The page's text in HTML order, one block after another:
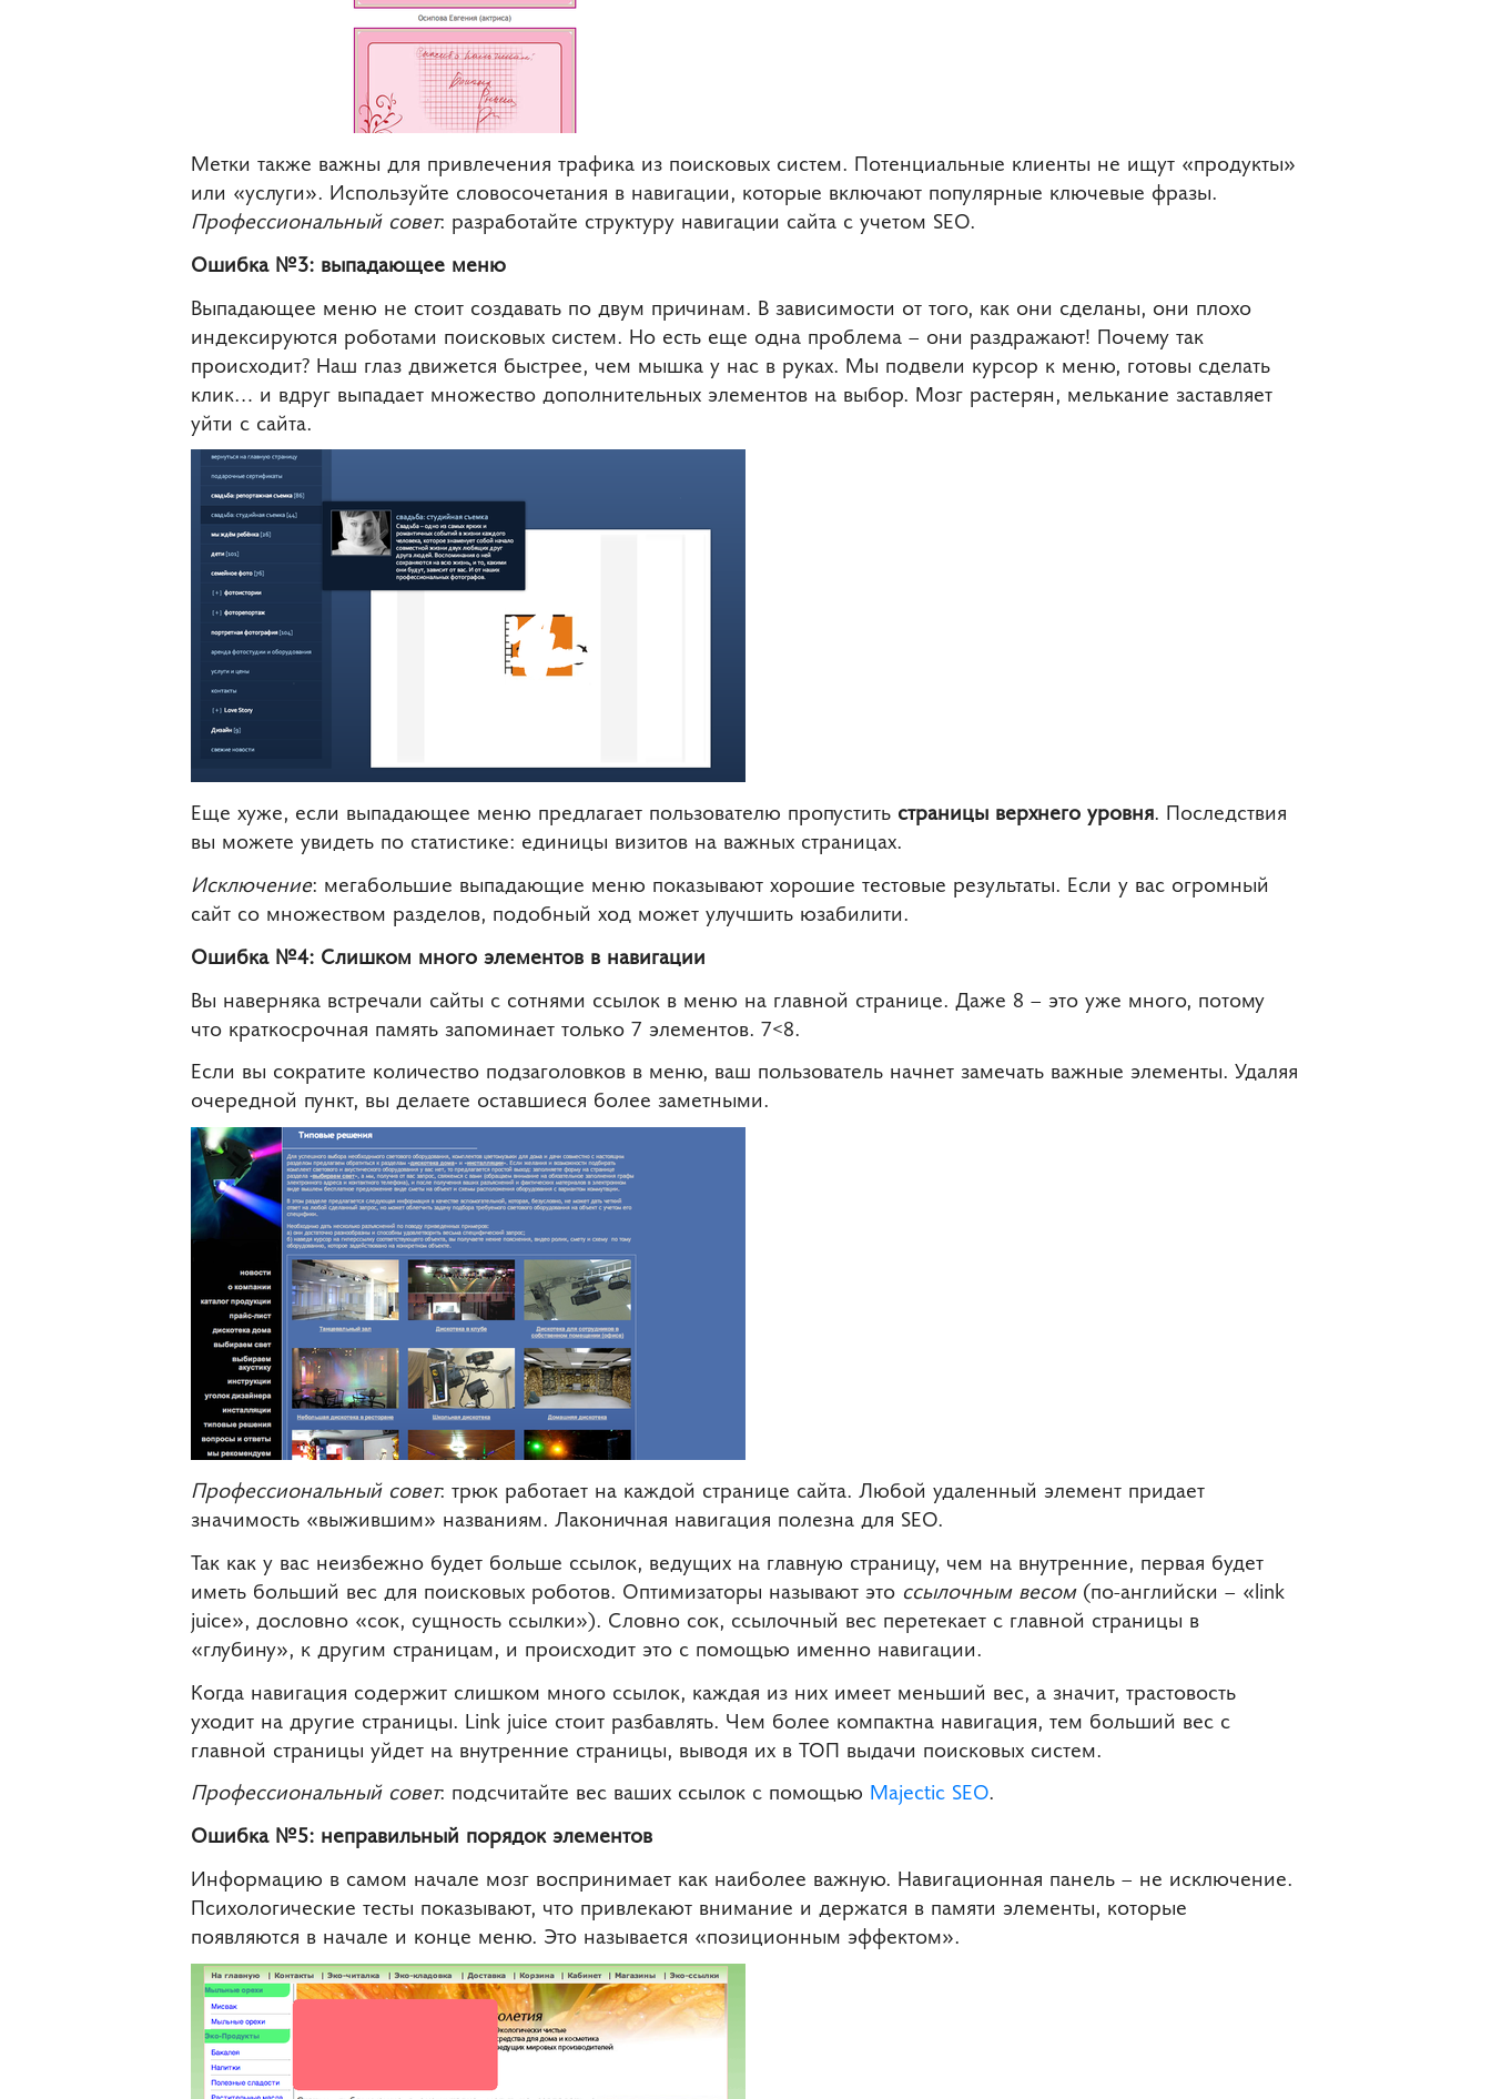
Метки также важны для привлечения трафика из поисковых систем. Потенциальные клиенты не ищут «продукты»
или «услуги». Используйте словосочетания в навигации, которые включают популярные ключевые фразы.
Профессиональный совет: разработайте структуру навигации сайта с учетом SEO.
Ошибка №3: выпадающее меню
Выпадающее меню не стоит создавать по двум причинам. В зависимости от того, как они сделаны, они плохо
индексируются роботами поисковых систем. Но есть еще одна проблема – они раздражают! Почему так
происходит? Наш глаз движется быстрее, чем мышка у нас в руках. Мы подвели курсор к меню, готовы сделать
клик… и вдруг выпадает множество дополнительных элементов на выбор. Мозг растерян, мелькание заставляет
уйти с сайта.
Еще хуже, если выпадающее меню предлагает пользователю пропустить страницы верхнего уровня. Последствия
вы можете увидеть по статистике: единицы визитов на важных страницах.
Исключение: мегабольшие выпадающие меню показывают хорошие тестовые результаты. Если у вас огромный
сайт со множеством разделов, подобный ход может улучшить юзабилити.
Ошибка №4: Слишком много элементов в навигации
Вы наверняка встречали сайты с сотнями ссылок в меню на главной странице. Даже 8 – это уже много, потому
что краткосрочная память запоминает только 7 элементов. 7<8.
Если вы сократите количество подзаголовков в меню, ваш пользователь начнет замечать важные элементы. Удаляя
очередной пункт, вы делаете оставшиеся более заметными.
Профессиональный совет: трюк работает на каждой странице сайта. Любой удаленный элемент придает
значимость «выжившим» названиям. Лаконичная навигация полезна для SEO.
Так как у вас неизбежно будет больше ссылок, ведущих на главную страницу, чем на внутренние, первая будет
иметь больший вес для поисковых роботов. Оптимизаторы называют это ссылочным весом(по-английски – «link
juice», дословно «сок, сущность ссылки»). Словно сок, ссылочный вес перетекает с главной страницы в
«глубину», к другим страницам, и происходит это с помощью именно навигации.
Когда навигация содержит слишком много ссылок, каждая из них имеет меньший вес, а значит, трастовость
уходит на другие страницы. Link juice стоит разбавлять. Чем более компактна навигация, тем больший вес с
главной страницы уйдет на внутренние страницы, выводя их в ТОП выдачи поисковых систем.
Профессиональный совет: подсчитайте вес ваших ссылок с помощью Majectic SEO.
Ошибка №5: неправильный порядок элементов
Информацию в самом начале мозг воспринимает как наиболее важную. Навигационная панель – не исключение.
Психологические тесты показывают, что привлекают внимание и держатся в памяти элементы, которые
появляются в начале и конце меню. Это называется «позиционным эффектом».